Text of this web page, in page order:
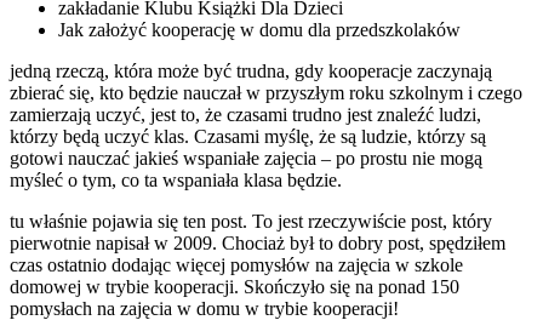
zakładanie Klubu Książki Dla Dzieci
Jak założyć kooperację w domu dla przedszkolaków
jedną rzeczą, która może być trudna, gdy kooperacje zaczynają
zbierać się, kto będzie nauczał w przyszłym roku szkolnym i czego
zamierzają uczyć, jest to, że czasami trudno jest znaleźć ludzi,
którzy będą uczyć klas. Czasami myślę, że są ludzie, którzy są
gotowi nauczać jakieś wspaniałe zajęcia – po prostu nie mogą
myśleć o tym, co ta wspaniała klasa będzie.
tu właśnie pojawia się ten post. To jest rzeczywiście post, który
pierwotnie napisał w 2009. Chociaż był to dobry post, spędziłem
czas ostatnio dodając więcej pomysłów na zajęcia w szkole
domowej w trybie kooperacji. Skończyło się na ponad 150
pomysłach na zajęcia w domu w trybie kooperacji!